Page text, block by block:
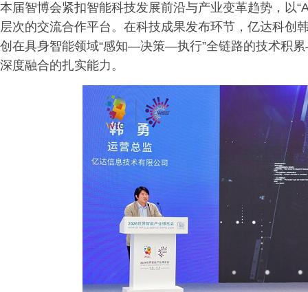
本届智博会紧扣智能科技发展前沿与产业变革趋势，以
层次的交流合作平台。在科技成果发布环节，亿达科创
创在具身智能领域“感知—决策—执行”全链路的技术积
深度融合的扎实能力。